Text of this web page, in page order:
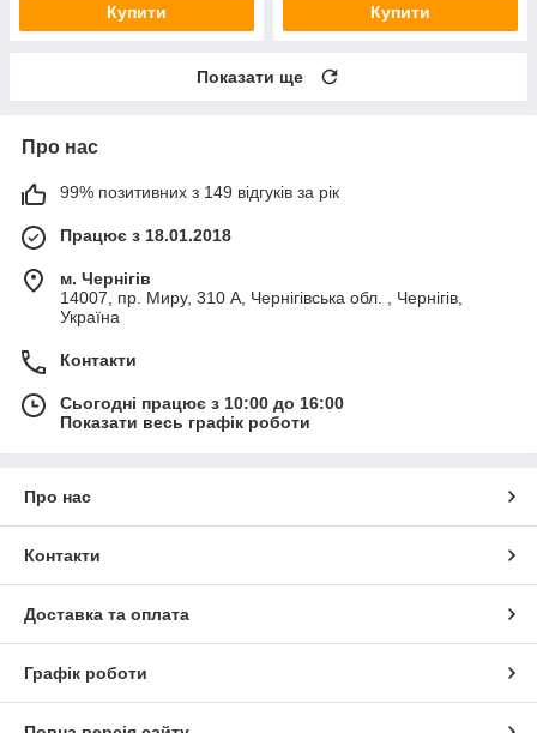
Купити Купити
Показати ще
Про нас
99% позитивних з 149 відгуків за рік
Працює з 18.01.2018
м. Чернігів
14007, пр. Миру, 310 А, Чернігівська обл. , Чернігів,
Україна
Контакти
Сьогодні працює з 10:00 до 16:00
Показати весь графік роботи
Про нас
Контакти
Доставка та оплата
Графік роботи